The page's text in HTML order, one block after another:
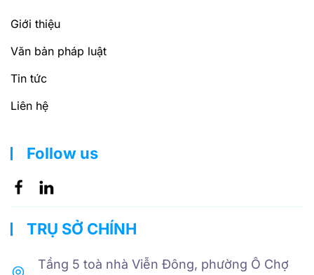
Giới thiệu
Văn bản pháp luật
Tin tức
Liên hệ
Follow us
TRỤ SỞ CHÍNH
Tầng 5 toà nhà Viễn Đông, phường Ô Chợ